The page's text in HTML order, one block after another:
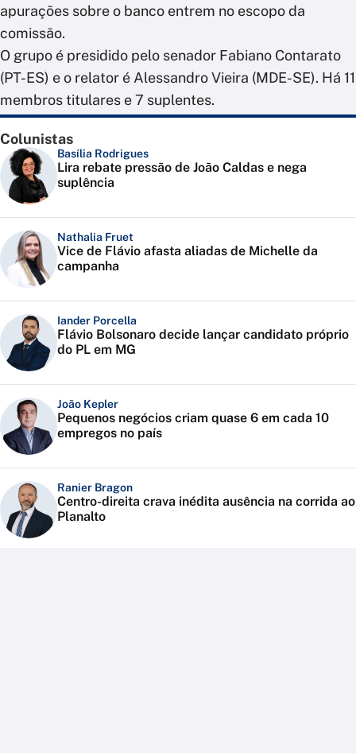
apurações sobre o banco entrem no escopo da
comissão.
O grupo é presidido pelo senador Fabiano Contarato
(PT-ES) e o relator é Alessandro Vieira (MDE-SE). Há 11
membros titulares e 7 suplentes.
Colunistas
Basília Rodrigues
Lira rebate pressão de João Caldas e nega
suplência
Nathalia Fruet
Vice de Flávio afasta aliadas de Michelle da
campanha
Iander Porcella
Flávio Bolsonaro decide lançar candidato próprio
do PL em MG
João Kepler
Pequenos negócios criam quase 6 em cada 10
empregos no país
Ranier Bragon
Centro-direita crava inédita ausência na corrida ao
Planalto